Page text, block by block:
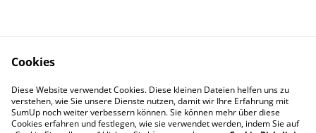
Bestimmungen
Datenschutzbestimm
ungen von SumUp
Cookie-Richtlinie
Cookies
Diese Website verwendet Cookies. Diese kleinen Dateien helfen uns zu
verstehen, wie Sie unsere Dienste nutzen, damit wir Ihre Erfahrung mit
SumUp noch weiter verbessern können. Sie können mehr über diese
Cookies erfahren und festlegen, wie sie verwendet werden, indem Sie auf